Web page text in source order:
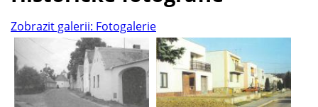
Zobrazit galerii: Fotogalerie